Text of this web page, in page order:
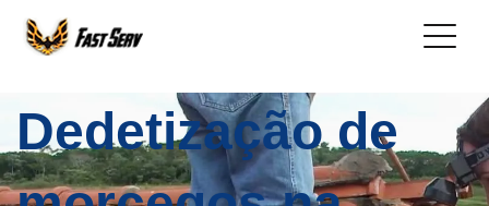
Dedetização de